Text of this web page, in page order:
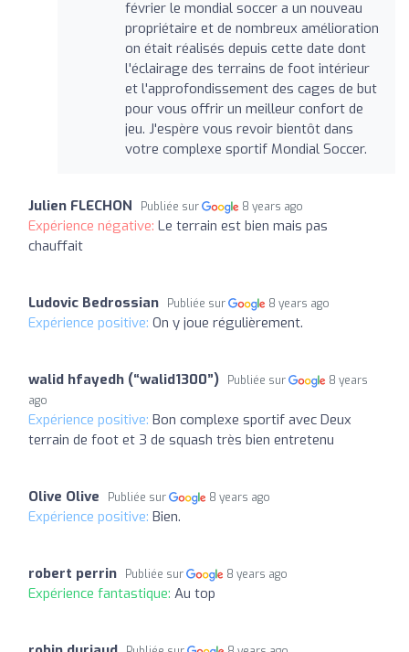
février le mondial soccer a un nouveau
propriétaire et de nombreux amélioration
on était réalisés depuis cette date dont
l'éclairage des terrains de foot intérieur
et l'approfondissement des cages de but
pour vous offrir un meilleur confort de
jeu. J'espère vous revoir bientôt dans
votre complexe sportif Mondial Soccer.
Julien FLECHON Publiée sur 8 years ago
Expérience négative: Le terrain est bien mais pas
chauffait
Ludovic Bedrossian Publiée sur 8 years ago
Expérience positive: On y joue régulièrement.
walid hfayedh (“walid1300”) Publiée sur
8 years
ago
Expérience positive: Bon complexe sportif avec Deux
terrain de foot et 3 de squash très bien entretenu
Olive Olive Publiée sur 8 years ago
Expérience positive: Bien.
robert perrin Publiée sur 8 years ago
Expérience fantastique: Au top